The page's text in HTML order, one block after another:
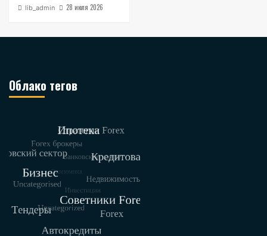
lib_admin 28 июля 2026
Облако тегов